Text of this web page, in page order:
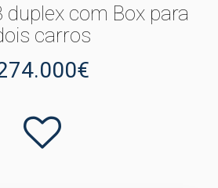
duplex com Box para
carros